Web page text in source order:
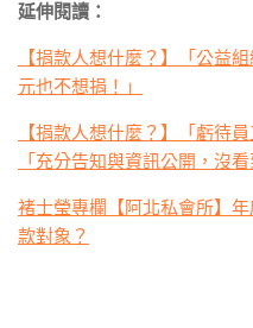
延伸閱讀：
【捐款人想什麼？】「公益
元也不想捐！」
【捐款人想什麼？】「虧待
「充分告知與資訊公開，沒
褚士瑩專欄【阿北私會所】
款對象？